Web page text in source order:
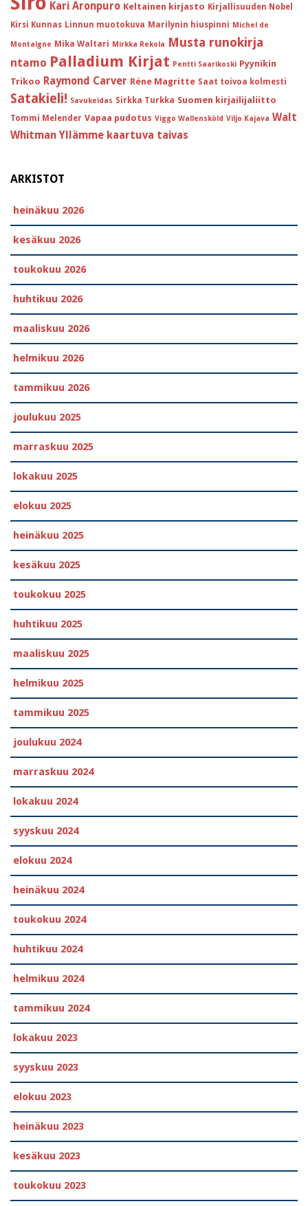
Kari Aronpuro Keltainen kirjasto Kirjallisuuden Nobel
Kirsi Kunnas Linnun muotokuva Marilynin hiuspinni Michel de
Montaigne Mika Waltari Mirkka Rekola Musta runokirja
ntamo Palladium Kirjat Pentti Saarikoski Pyynikin
Trikoo Raymond Carver Réne Magritte Saat toivoa kolmesti
Satakieli! Savukeidas Sirkka Turkka Suomen kirjailijaliitto
Tommi Melender Vapaa pudotus Viggo Wallensköld Viljo Kajava Walt
Whitman Yllämme kaartuva taivas
ARKISTOT
heinäkuu 2026
kesäkuu 2026
toukokuu 2026
huhtikuu 2026
maaliskuu 2026
helmikuu 2026
tammikuu 2026
joulukuu 2025
marraskuu 2025
lokakuu 2025
elokuu 2025
heinäkuu 2025
kesäkuu 2025
toukokuu 2025
huhtikuu 2025
maaliskuu 2025
helmikuu 2025
tammikuu 2025
joulukuu 2024
marraskuu 2024
lokakuu 2024
syyskuu 2024
elokuu 2024
heinäkuu 2024
toukokuu 2024
huhtikuu 2024
helmikuu 2024
tammikuu 2024
lokakuu 2023
syyskuu 2023
elokuu 2023
heinäkuu 2023
kesäkuu 2023
toukokuu 2023